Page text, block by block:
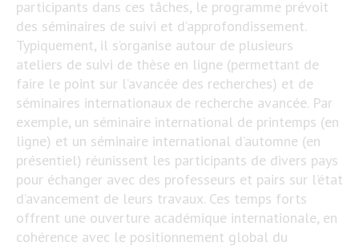
participants dans ces tâches, le programme prévoit
des séminaires de suivi et d’approfondissement.
Typiquement, il s’organise autour de plusieurs
ateliers de suivi de thèse en ligne (permettant de
faire le point sur l’avancée des recherches) et de
séminaires internationaux de recherche avancée. Par
exemple, un séminaire international de printemps (en
ligne) et un séminaire international d’automne (en
présentiel) réunissent les participants de divers pays
pour échanger avec des professeurs et pairs sur l’état
d’avancement de leurs travaux. Ces temps forts
offrent une ouverture académique internationale, en
cohérence avec le positionnement global du